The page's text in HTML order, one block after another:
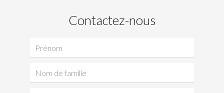
Contactez-nous